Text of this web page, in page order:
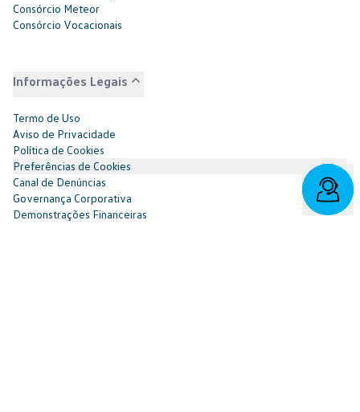
Consórcio Meteor
Consórcio Vocacionais
Informações Legais
Termo de Uso
Aviso de Privacidade
Política de Cookies
Preferências de Cookies
Canal de Denúncias
Governança Corporativa
Demonstrações Financeiras